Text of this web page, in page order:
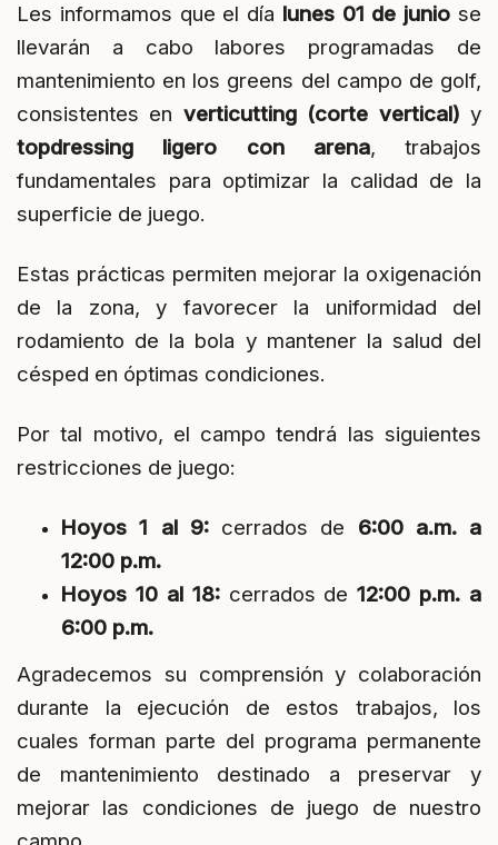
Les informamos que el día lunes 01 de junio se
llevarán a cabo labores programadas de
mantenimiento en los greens del campo de golf,
consistentes en verticutting (corte vertical) y
topdressing ligero con arena, trabajos
fundamentales para optimizar la calidad de la
superficie de juego.
Estas prácticas permiten mejorar la oxigenación
de la zona, y favorecer la uniformidad del
rodamiento de la bola y mantener la salud del
césped en óptimas condiciones.
Por tal motivo, el campo tendrá las siguientes
restricciones de juego:
Hoyos 1 al 9:cerrados de 6:00 a.m. a
12:00 p.m.
Hoyos 10 al 18:cerrados de12:00 p.m. a
6:00 p.m.
Agradecemos su comprensión y colaboración
durante la ejecución de estos trabajos, los
cuales forman parte del programa permanente
de mantenimiento destinado a preservar y
mejorar las condiciones de juego de nuestro